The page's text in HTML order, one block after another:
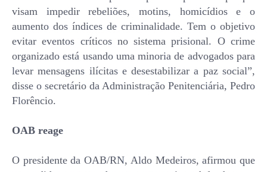
visam impedir rebeliões, motins, homicídios e o
aumento dos índices de criminalidade. Tem o objetivo
evitar eventos críticos no sistema prisional. O crime
organizado está usando uma minoria de advogados para
levar mensagens ilícitas e desestabilizar a paz social”,
disse o secretário da Administração Penitenciária, Pedro
Florêncio.
OAB reage
O presidente da OAB/RN, Aldo Medeiros, afirmou que